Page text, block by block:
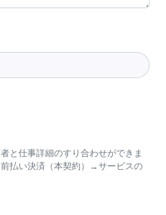
と仕事詳細のすり合わせができま
払い決済（本契約）→サービスの